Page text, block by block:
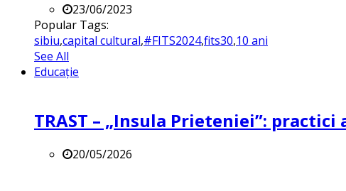
23/06/2023
Popular Tags:
sibiu,capital cultural,#FITS2024,fits30,10 ani
See All
Educație
TRAST – „Insula Prieteniei”:
20/05/2026